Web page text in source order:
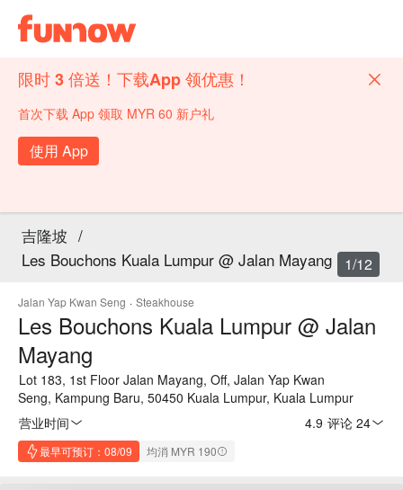
限时 3 倍送！下载App 领优惠！
首次下载 App 领取 MYR 60 新户礼
使用 App
吉隆坡 /
Les Bouchons Kuala Lumpur @ Jalan Mayang
Jalan Yap Kwan Seng · Steakhouse
Les Bouchons Kuala Lumpur @ Jalan
Mayang
Lot 183, 1st Floor Jalan Mayang, Off, Jalan Yap Kwan
Seng, Kampung Baru, 50450 Kuala Lumpur, Kuala Lumpur
营业时间
4.9 评论 24
最早可预订：08/09 均消 MYR 190
1/12